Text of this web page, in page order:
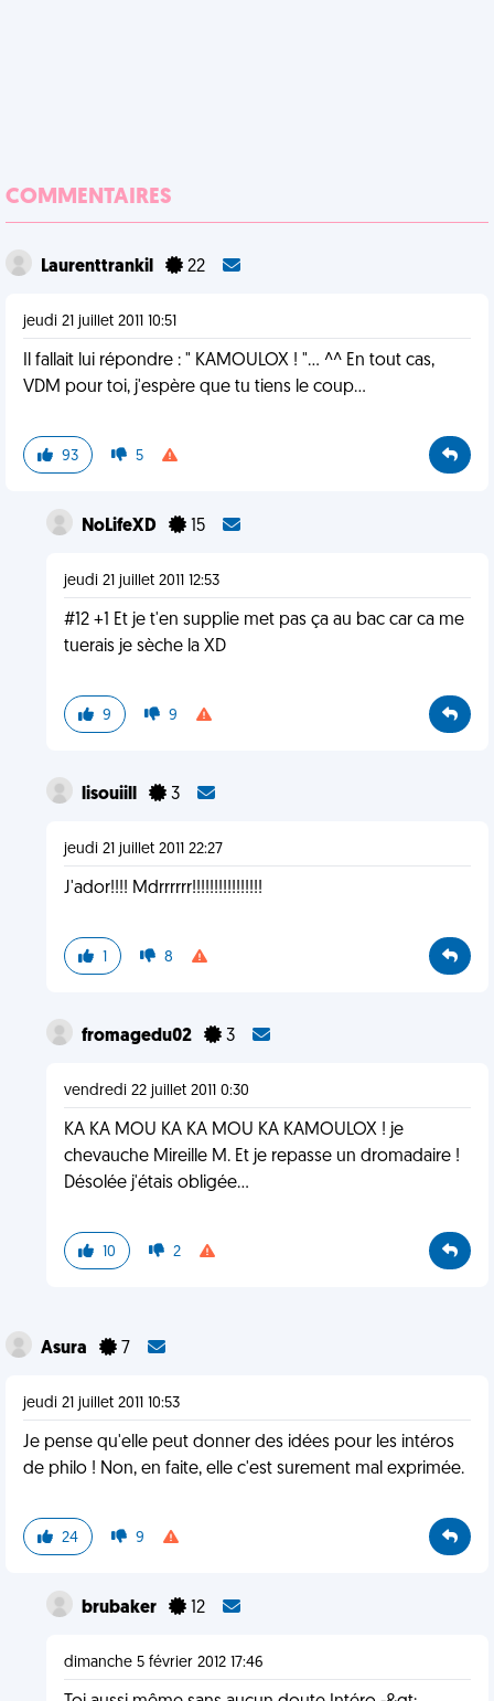
COMMENTAIRES
Laurenttrankil 22
jeudi 21 juillet 2011 10:51
Il fallait lui répondre : " KAMOULOX ! "... ^^ En tout cas,
VDM pour toi, j'espère que tu tiens le coup...
93 5
NoLifeXD 15
jeudi 21 juillet 2011 12:53
#12 +1 Et je t'en supplie met pas ça au bac car ca me
tuerais je sèche la XD
9 9
lisouiill 3
jeudi 21 juillet 2011 22:27
J'ador!!!! Mdrrrrrr!!!!!!!!!!!!!!!!
1 8
fromagedu02 3
vendredi 22 juillet 2011 0:30
KA KA MOU KA KA MOU KA KAMOULOX ! je
chevauche Mireille M. Et je repasse un dromadaire !
Désolée j'étais obligée...
10 2
Asura 7
jeudi 21 juillet 2011 10:53
Je pense qu'elle peut donner des idées pour les intéros
de philo ! Non, en faite, elle c'est surement mal exprimée.
24 9
brubaker 12
dimanche 5 février 2012 17:46